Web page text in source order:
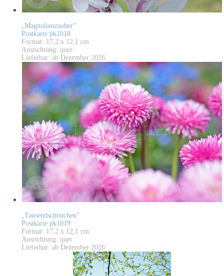
„Magnolienzauber“
Postkarte pk1018
Format: 17,2 x 12,1 cm
Ausrichtung: quer
Lieferbar: ab Dezember 2026
„Tausendschönchen“
Postkarte pk1019
Format: 17,2 x 12,1 cm
Ausrichtung: quer
Lieferbar: ab Dezember 2026